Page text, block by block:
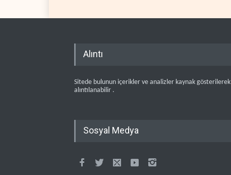
Alıntı
Sitede bulunun içerikler ve analizler kaynak gösterilerek
alıntılanabilir .
Sosyal Medya